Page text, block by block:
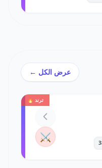
عرض الكل ←
ترند 🔥
⚔️